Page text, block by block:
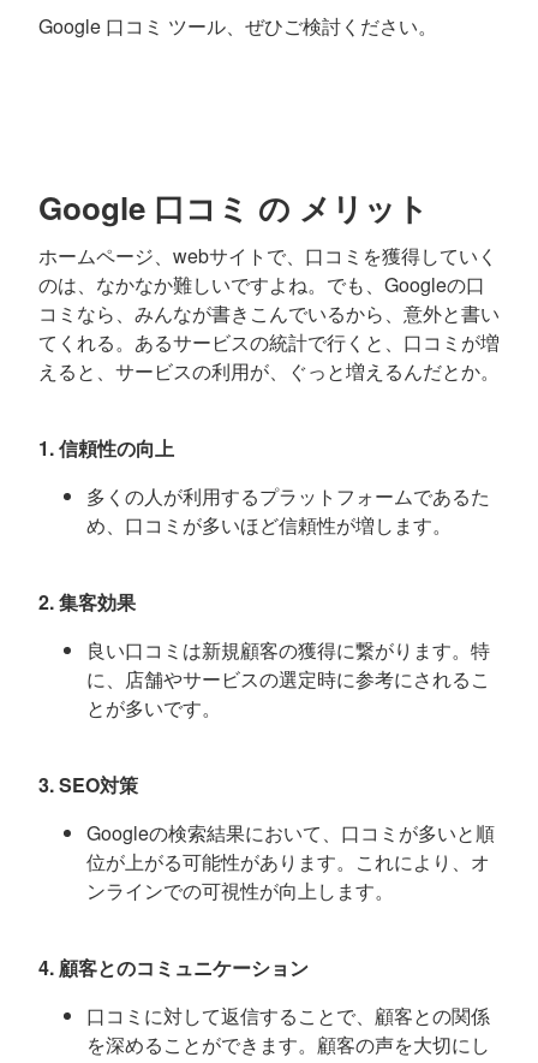
Google 口コミ ツール、ぜひご検討ください。
Google 口コミ の メリット
ホームページ、webサイトで、口コミを獲得していく
のは、なかなか難しいですよね。でも、Googleの口
コミなら、みんなが書きこんでいるから、意外と書い
てくれる。あるサービスの統計で行くと、口コミが増
えると、サービスの利用が、ぐっと増えるんだとか。
1. 信頼性の向上
多くの人が利用するプラットフォームであるた
め、口コミが多いほど信頼性が増します。
2. 集客効果
良い口コミは新規顧客の獲得に繋がります。特
に、店舗やサービスの選定時に参考にされるこ
とが多いです。
3. SEO対策
Googleの検索結果において、口コミが多いと順
位が上がる可能性があります。これにより、オ
ンラインでの可視性が向上します。
4. 顧客とのコミュニケーション
口コミに対して返信することで、顧客との関係
を深めることができます。顧客の声を大切にし